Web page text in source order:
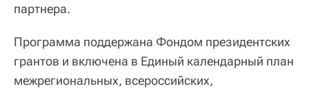
партнера.
Программа поддержана Фондом президентских
грантов и включена в Единый календарный план
межрегиональных, всероссийских,